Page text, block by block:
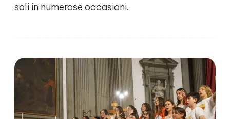
soli in numerose occasioni.